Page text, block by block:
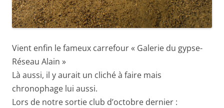
Vient enfin le fameux carrefour « Galerie du gypse-
Réseau Alain »
Là aussi, il y aurait un cliché à faire mais
chronophage lui aussi.
Lors de notre sortie club d’octobre dernier :